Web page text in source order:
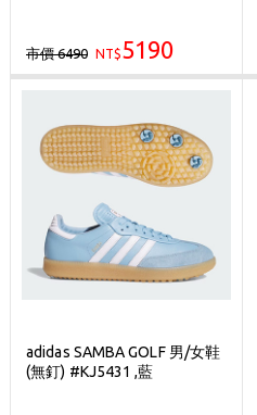
市價 6490 NT$5190
adidas SAMBA GOLF 男/女鞋
(無釘) #KJ5431 ,藍